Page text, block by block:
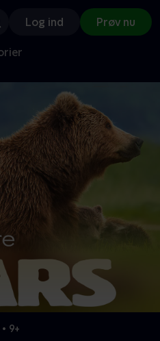
Log ind Prøv nu
• 9+